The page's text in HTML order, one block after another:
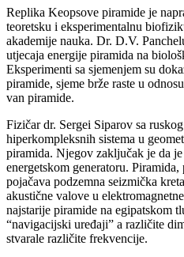
Replika Keopsove piramide je
teoretsku i eksperimentalnu
akademije nauka. Dr. D.V.
utjecaja energije piramida na
Eksperimenti sa sjemenjem su
piramide, sjeme brže raste u
van piramide.
Fizičar dr. Sergei Siparov sa
hiperkompleksnih sistema u
piramida. Njegov zaključak je da
energetskom generatoru.
pojačava podzemna seizmička
akustične valove u
najstarije piramide na egipatskom
“navigacijski uređaji” a različite
stvarale različite frekvencije.